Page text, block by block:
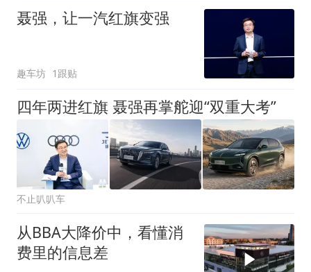
聂强，让一汽红旗变强
趣车坊 1跟贴
四年两进红旗 聂强再掌舵迎“双重大考”
不止叭叭车
从BBA大降价中，看懂消
费里的信息差